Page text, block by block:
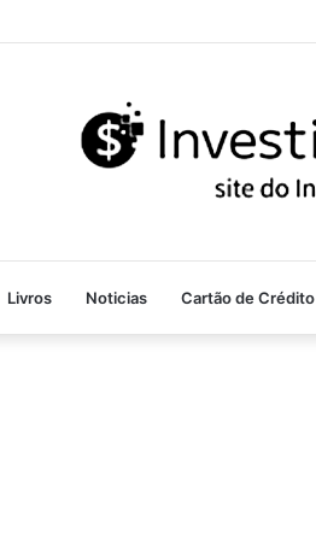
Livros Noticias Cartão de Crédito